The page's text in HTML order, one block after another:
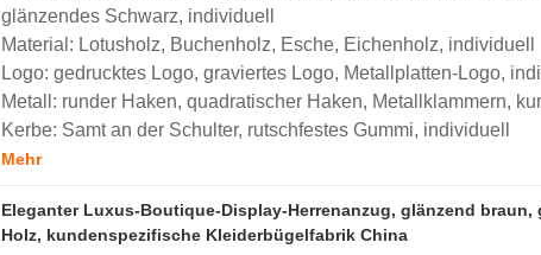
glänzendes Schwarz, individuell
Material: Lotusholz, Buchenholz, Esche, Eichenholz, individuell
Logo: gedrucktes Logo, graviertes Logo, Metallplatten-Logo,
Metall: runder Haken, quadratischer Haken, Metallklammern,
Kerbe: Samt an der Schulter, rutschfestes Gummi, individuell
Mehr
Eleganter Luxus-Boutique-Display-Herrenanzug, glänzend braun,
Holz, kundenspezifische Kleiderbügelfabrik China